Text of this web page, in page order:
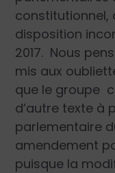
constitutionnel,
disposition
2017. Nous
mis aux
que le groupe
d’autre texte à
parlementaire
amendement
puisque la